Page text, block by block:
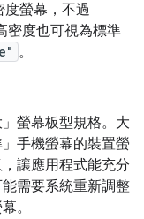
度螢幕，不過
密度也可視為標準
。
螢幕板型規格。大
手機螢幕的裝置螢
讓應用程式能充分
需要系統重新調整
。